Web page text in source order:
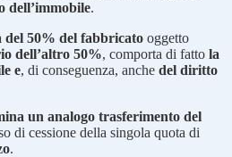
dell’immobile.
del 50% del fabbricato oggetto
dell’altro 50%, comporta di fatto la
e, di conseguenza, anche del diritto
un analogo trasferimento del
di cessione della singola quota di
.